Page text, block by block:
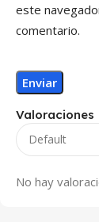
Valoraciones
No hay
este
comentario.